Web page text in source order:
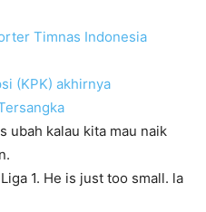
Timnas Indonesia
(KPK) akhirnya
ubah kalau kita mau naik
1. He is just too small. la